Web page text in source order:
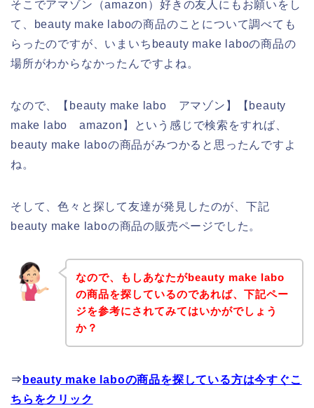
そこでアマゾン（amazon）好きの友人にもお願いをし
て、beauty make laboの商品のことについて調べても
らったのですが、いまいちbeauty make laboの商品の
場所がわからなかったんですよね。
なので、【beauty make labo アマゾン】【beauty
make labo amazon】という感じで検索をすれば、
beauty make laboの商品がみつかると思ったんですよ
ね。
そして、色々と探して友達が発見したのが、下記
beauty make laboの商品の販売ページでした。
なので、もしあなたがbeauty make labo
の商品を探しているのであれば、下記ペー
ジを参考にされてみてはいかがでしょう
か？
⇒ beauty make laboの商品を探している方は今すぐこ
ちらをクリック